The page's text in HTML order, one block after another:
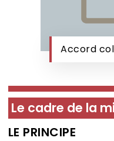
Accord
Le cadre de la
LE PRINCIPE